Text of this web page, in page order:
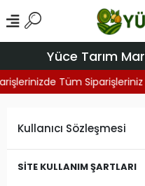
Yüce Tarım
Tüm Siparişleriniz
Kullanıcı Sözleşmesi
SİTE KULLANIM ŞARTLARI